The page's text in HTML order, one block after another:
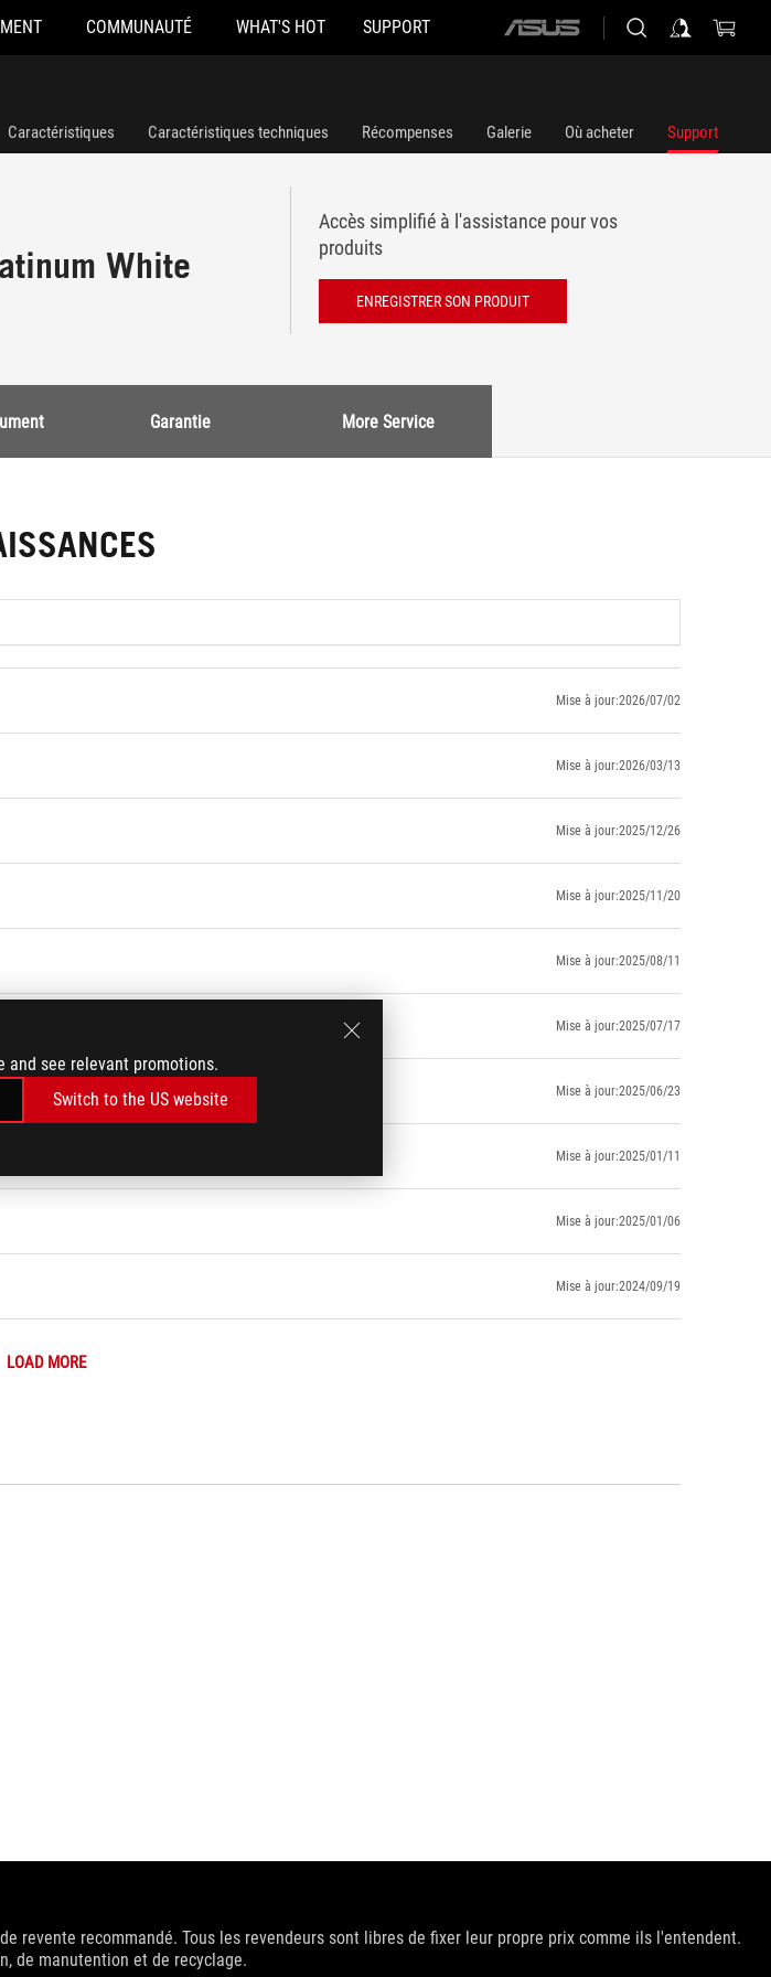
and see relevant promotions.
Switch to the US website
COMMUNAUTÉ WHAT'S HOT SUPPORT
ASUS
Caractéristiques Caractéristiques techniques Récompenses Galerie Où acheter Support
White
Accès simplifié à l'assistance pour vos
produits
ENREGISTRER SON PRODUIT
Garantie More Service
Mise à jour:2026/07/02
Mise à jour:2026/03/13
Mise à jour:2025/12/26
Mise à jour:2025/11/20
Mise à jour:2025/08/11
NVIDIA série 30 Mise à jour:2025/07/17
Mise à jour:2025/06/23
Mise à jour:2025/01/11
Mise à jour:2025/01/06
Mise à jour:2024/09/19
LOAD MORE
revente recommandé. Tous les revendeurs sont libres de fixer leur propre prix comme ils l'entendent.
de manutention et de recyclage.